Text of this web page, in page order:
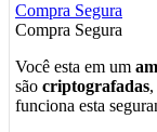
Compra Segura
Compra Segura
Você esta em um
são criptografadas
funciona esta